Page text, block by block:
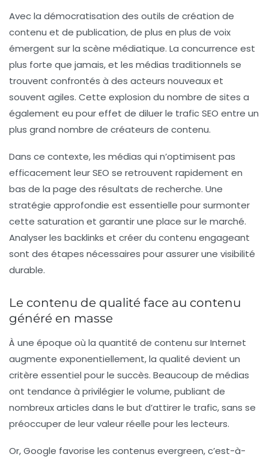
Avec la démocratisation des outils de création de
contenu et de publication, de plus en plus de voix
émergent sur la scène médiatique. La concurrence est
plus forte que jamais, et les médias traditionnels se
trouvent confrontés à des acteurs nouveaux et
souvent agiles. Cette explosion du nombre de sites a
également eu pour effet de diluer le trafic SEO entre un
plus grand nombre de créateurs de contenu.
Dans ce contexte, les médias qui n’optimisent pas
efficacement leurSEO se retrouvent rapidement en
bas de la page des résultats de recherche. Une
stratégie approfondie est essentielle pour surmonter
cette saturation et garantir une place sur le marché.
Analyser les backlinks et créer du contenu engageant
sont des étapes nécessaires pour assurer une visibilité
durable.
Le contenu de qualité face au contenu
généré en masse
À une époque où la quantité de contenu sur Internet
augmente exponentiellement, la qualité devient un
critère essentiel pour le succès. Beaucoup de médias
ont tendance à privilégier le volume, publiant de
nombreux articles dans le but d’attirer le trafic, sans se
préoccuper de leur valeur réelle pour les lecteurs.
Or, Google favorise les contenus evergreen, c’est-à-